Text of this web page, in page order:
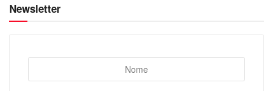
Newsletter